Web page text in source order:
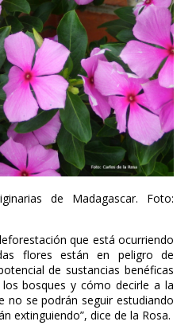
de Madagascar. Foto:
que está ocurriendo
flores están en peligro de
de sustancias benéficas
bosques y cómo decirle a la
no se podrán seguir estudiando
extinguiendo”, dice de la Rosa.